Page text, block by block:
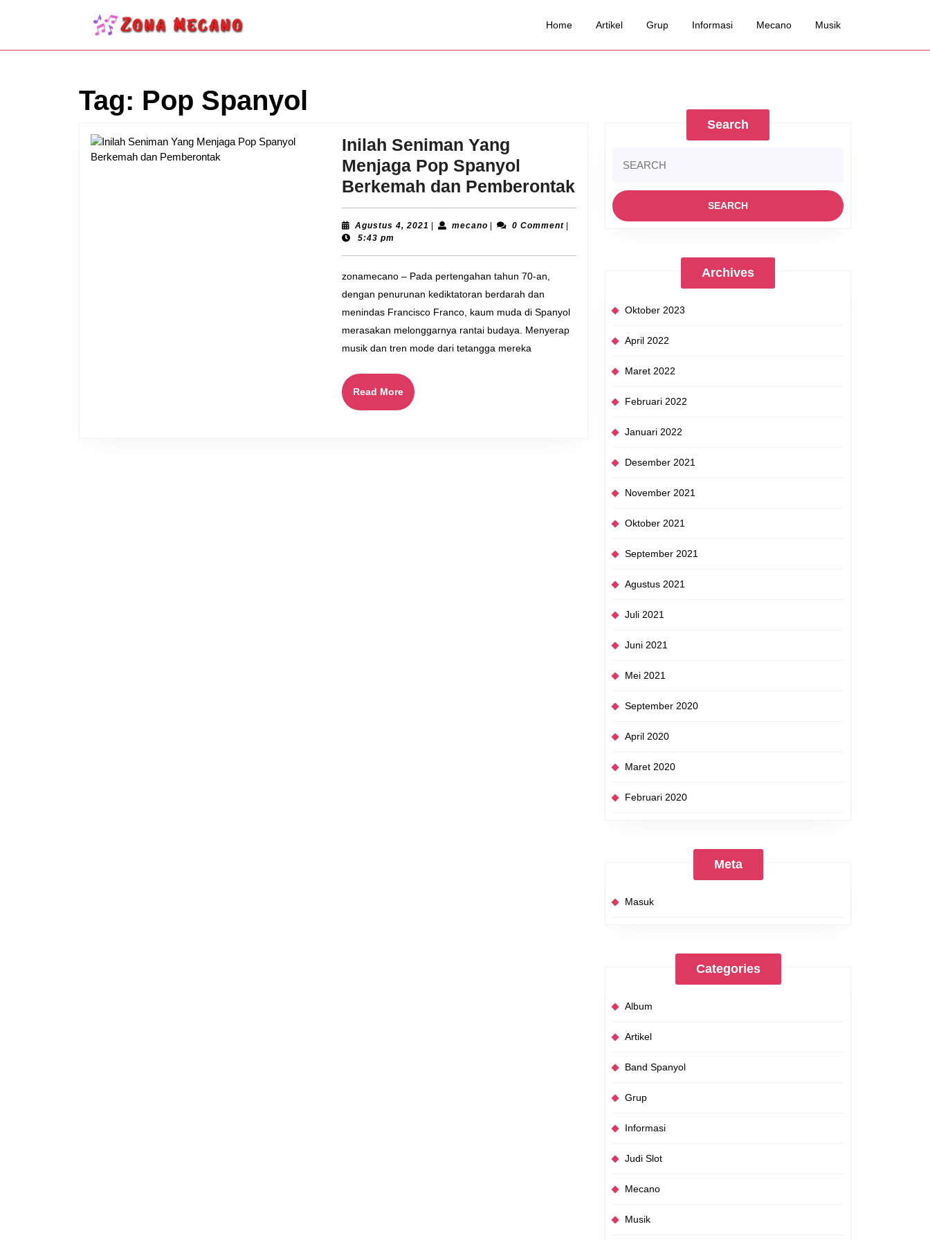
Home Artikel Grup Informasi Mecano Musik
Tag: Pop Spanyol
Inilah Seniman Yang
Menjaga Pop Spanyol
Berkemah dan PemberontakInilah
Seniman
Berkemah
Pemberontak
Agustus 4, 2021 Agustusmecanomecano0 Comment
5:43 pm
zonamecano – Pada pertengahan tahun 70-an,
dengan penurunan kediktatoran berdarah dan
menindas Francisco Franco, kaum muda di Spanyol
merasakan melonggarnya rantai budaya. Menyerap
musik dan tren mode dari tetangga mereka
Read MoreRead
More
Search
for:
Archives
Oktober 2023
April 2022
Maret 2022
Februari 2022
Januari 2022
Desember 2021
November 2021
Oktober 2021
September 2021
Agustus 2021
Juli 2021
Juni 2021
Mei 2021
September 2020
April 2020
Maret 2020
Februari 2020
Meta
Masuk
Categories
Album
Artikel
Band Spanyol
Grup
Informasi
Judi Slot
Mecano
Musik